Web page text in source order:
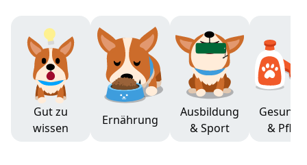
Gut zu
wissen
Ernährung
Ausbildung
& Sport
&